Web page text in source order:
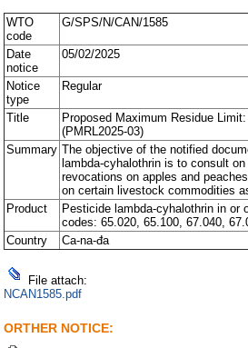
WTO
code
G/SPS/N/CAN/1585
Date
notice
05/02/2025
Notice
type
Regular
Title
Proposed Maximum Residue
(PMRL2025-03)
Summary The objective of the notified
lambda-cyhalothrin is to consult on
revocations on apples and
on certain livestock commodities
Product
Pesticide lambda-cyhalothrin in or
codes: 65.020, 65.100, 67.040,
Country
Ca-na-đa
File attach:
NCAN1585.pdf
ORTHER NOTICE: